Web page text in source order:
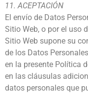
11. ACEPTACIÓN
El envío de Datos
Sitio Web, o por el uso
Sitio Web supone su
de los Datos
en la presente Política
en las cláusulas
datos personales que